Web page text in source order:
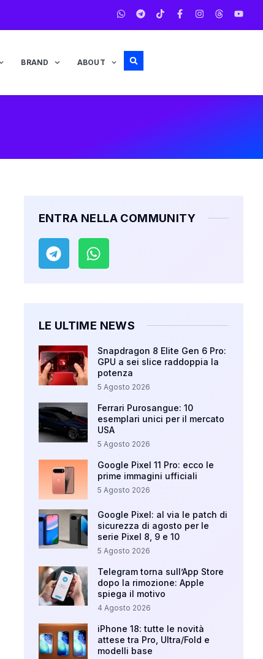
BRAND ABOUT
ENTRA NELLA COMMUNITY
LE ULTIME NEWS
Snapdragon 8 Elite Gen 6 Pro:
GPU a sei slice raddoppia la
potenza
5 Agosto 2026
Ferrari Purosangue: 10
esemplari unici per il mercato
USA
5 Agosto 2026
Google Pixel 11 Pro: ecco le
prime immagini ufficiali
5 Agosto 2026
Google Pixel: al via le patch di
sicurezza di agosto per le
serie Pixel 8, 9 e 10
5 Agosto 2026
Telegram torna sull’App Store
dopo la rimozione: Apple
spiega il motivo
4 Agosto 2026
iPhone 18: tutte le novità
attese tra Pro, Ultra/Fold e
modelli base